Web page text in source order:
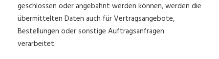
geschlossen oder angebahnt werden können, werden die
übermittelten Daten auch für Vertragsangebote,
Bestellungen oder sonstige Auftragsanfragen
verarbeitet.